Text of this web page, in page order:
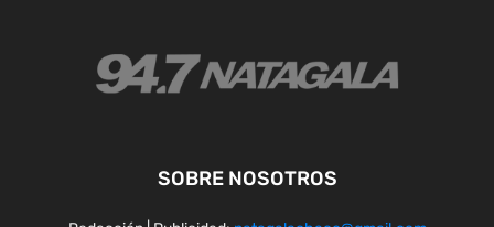
SOBRE NOSOTROS